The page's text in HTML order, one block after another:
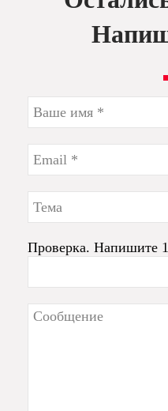
Проверка. Напишите